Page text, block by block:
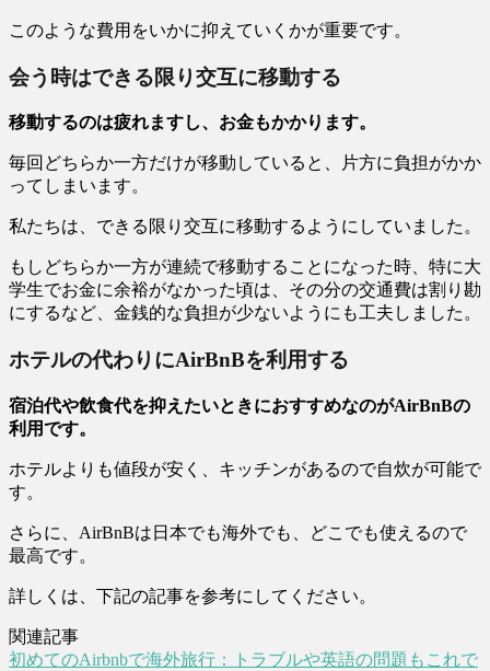
このような費用をいかに抑えていくかが重要です。
会う時はできる限り交互に移動する
移動するのは疲れますし、お金もかかります。
毎回どちらか一方だけが移動していると、片方に負担がかか
ってしまいます。
私たちは、できる限り交互に移動するようにしていました。
もしどちらか一方が連続で移動することになった時、特に大
学生でお金に余裕がなかった頃は、その分の交通費は割り勘
にするなど、金銭的な負担が少ないようにも工夫しました。
ホテルの代わりにAirBnBを利用する
宿泊代や飲食代を抑えたいときにおすすめなのがAirBnBの
利用です。
ホテルよりも値段が安く、キッチンがあるので自炊が可能で
す。
さらに、AirBnBは日本でも海外でも、どこでも使えるので
最高です。
詳しくは、下記の記事を参考にしてください。
関連記事
初めてのAirbnbで海外旅行：トラブルや英語の問題もこれで